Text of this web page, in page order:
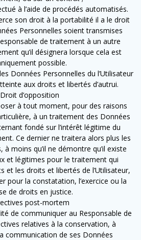
à l’aide de procédés automatisés.
son droit à la portabilité il a le droit
Personnelles soient transmises
de traitement à un autre
qu’il désignera lorsque cela est
possible.
Données Personnelles du l’Utilisateur
aux droits et libertés d’autrui.
d’opposition
à tout moment, pour des raisons
à un traitement des Données
fondé sur l’intérêt légitime du
Ce dernier ne traitera alors plus les
à moins qu’il ne démontre qu’il existe
et légitimes pour le traitement qui
et les droits et libertés de l’Utilisateur,
pour la constatation, l’exercice ou la
de droits en justice.
post-mortem
de communiquer au Responsable de
relatives à la conservation, à
communication de ses Données